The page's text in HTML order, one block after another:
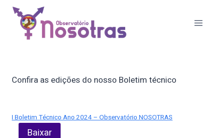
Pular
Confira as edições do nosso Boletim técnico
I Boletim Técnico Ano 2024 – Observatório NOSOTRAS
Baixar